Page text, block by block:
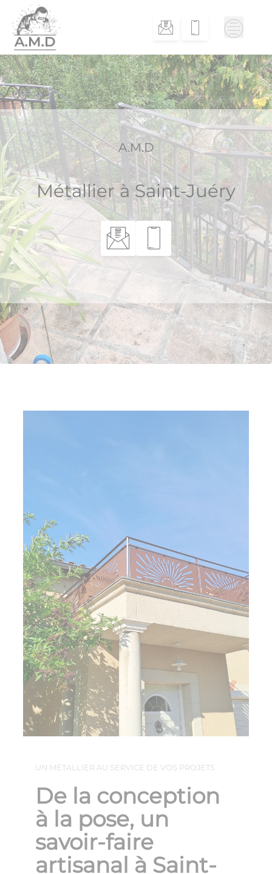
content
A.M.D
Métallier à Saint-Juéry
UN MÉTALLIER AU SERVICE DE VOS PROJETS
De la conception
à la pose, un
savoir-faire
artisanal à Saint-